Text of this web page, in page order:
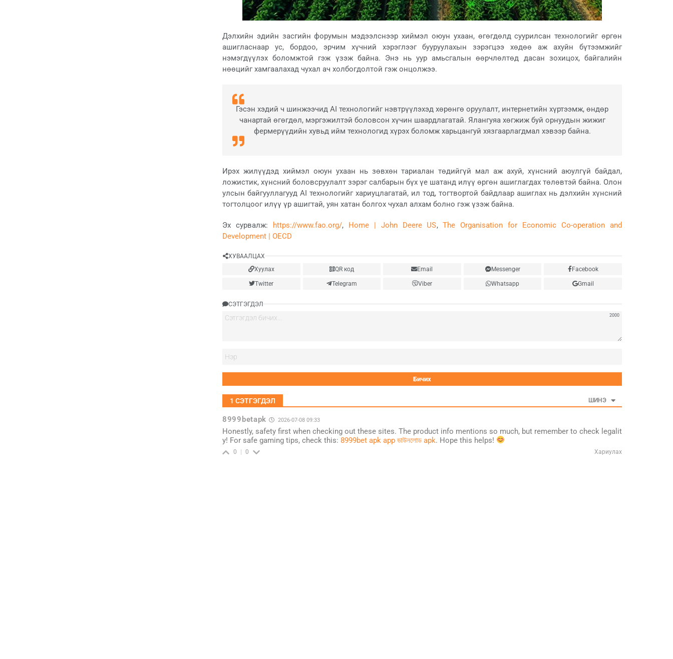
Дэлхийн эдийн засгийн форумын мэдээлснээр хиймэл оюун ухаан, өгөгдөлд суурилсан технологийг өргөн
ашигласнаар ус, бордоо, эрчим хүчний хэрэглээг бууруулахын зэрэгцээ хөдөө аж ахуйн бүтээмжийг
нэмэгдүүлэх боломжтой гэж үзэж байна. Энэ нь уур амьсгалын өөрчлөлтөд дасан зохицох, байгалийн
нөөцийг хамгаалахад чухал ач холбогдолтой гэж онцолжээ.
Гэсэн хэдий ч шинжээчид AI технологийг нэвтрүүлэхэд хөрөнгө оруулалт, интернетийн хүртээмж, өндөр
чанартай өгөгдөл, мэргэжилтэй боловсон хүчин шаардлагатай. Ялангуяа хөгжиж буй орнуудын жижиг
фермерүүдийн хувьд ийм технологид хүрэх боломж харьцангуй хязгаарлагдмал хэвээр байна.
Ирэх жилүүдэд хиймэл оюун ухаан нь зөвхөн тариалан төдийгүй мал аж ахуй, хүнсний аюулгүй байдал,
ложистик, хүнсний боловсруулалт зэрэг салбарын бүх үе шатанд илүү өргөн ашиглагдах төлөвтэй байна. Олон
улсын байгууллагууд AI технологийг хариуцлагатай, ил тод, тогтвортой байдлаар ашиглах нь дэлхийн хүнсний
тогтолцоог илүү үр ашигтай, уян хатан болгох чухал алхам болно гэж үзэж байна.
Эх сурвалж: https://www.fao.org/, Home | John Deere US,The Organisation for Economic Co-operation and
Development | OECD
ХУВААЛЦАХ
Хуулах
QR код Email Messenger Facebook
Twitter Telegram Viber Whatsapp Gmail
СЭТГЭГДЭЛ
2000
1 СЭТГЭГДЭЛ ШИНЭ
8999betapk 2026-07-08 09:33
Honestly, safety first when checking out these sites. The product info mentions so much, but remember to check legalit
y! For safe gaming tips, check this: 8999bet apk app ডাউনলোড apk. Hope this helps!
0 0 Хариулах